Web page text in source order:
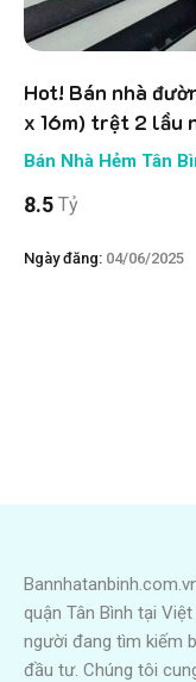
Hot! Bán nhà
x 16m) trệt 2 lầu
Bán Nhà Hẻm Tân
8.5 Tỷ
Ngày đăng: 04/06/2025
quận Tân Bình tại
người đang tìm kiếm
đầu tư. Chúng tôi